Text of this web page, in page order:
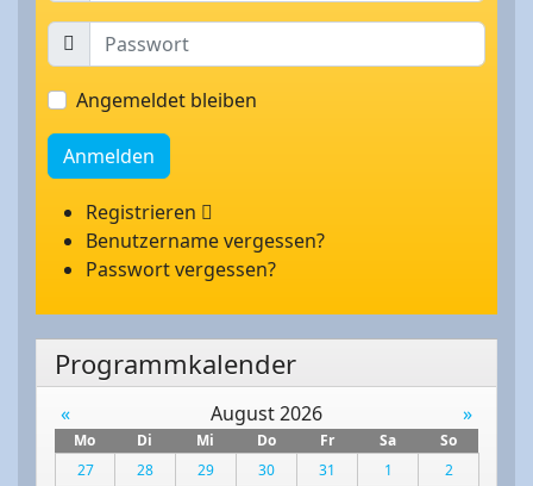
Angemeldet bleiben
Anmelden
Registrieren
Benutzername vergessen?
Passwort vergessen?
Programmkalender
« August 2026 »
Mo Di Mi Do Fr Sa
So
27
28 29 30 31 1
2